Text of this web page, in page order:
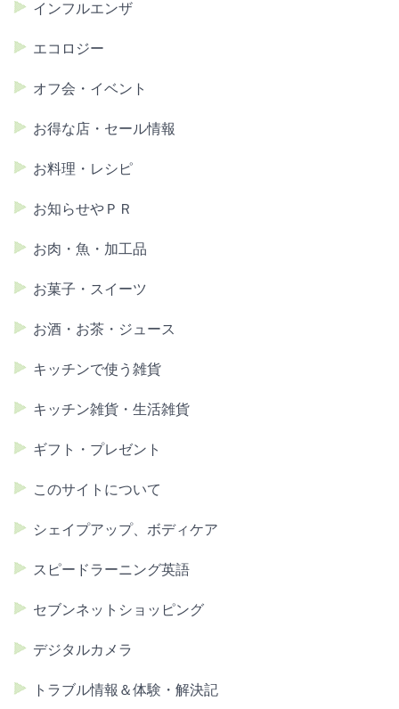
インフルエンザ
エコロジー
オフ会・イベント
お得な店・セール情報
お料理・レシピ
お知らせやＰＲ
お肉・魚・加工品
お菓子・スイーツ
お酒・お茶・ジュース
キッチンで使う雑貨
キッチン雑貨・生活雑貨
ギフト・プレゼント
このサイトについて
シェイプアップ、ボディケア
スピードラーニング英語
セブンネットショッピング
デジタルカメラ
トラブル情報＆体験・解決記